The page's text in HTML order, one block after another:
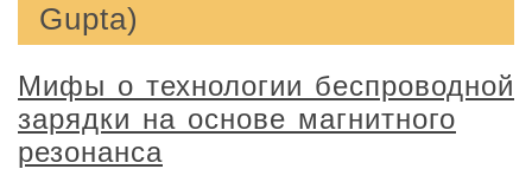
Gupta)
Мифы о технологии беспроводной
зарядки на основе магнитного
резонанса